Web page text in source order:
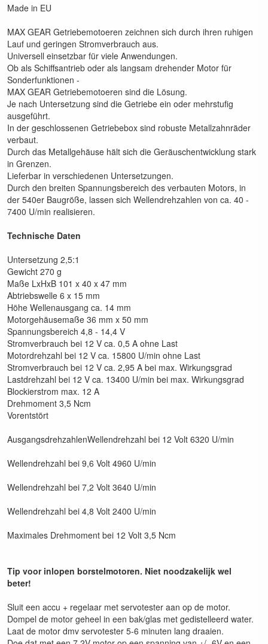
Made in EU
MAX GEAR Getriebemotoeren zeichnen sich durch ihren ruhigen
Lauf und geringen Stromverbrauch aus.
Universell einsetzbar für viele Anwendungen.
Ob als Schiffsantrieb oder als langsam drehender Motor für
Sonderfunktionen -
MAX GEAR Getriebemotoeren sind die Lösung.
Je nach Untersetzung sind die Getriebe ein oder mehrstufig
ausgeführt.
In der geschlossenen Getriebebox sind robuste Metallzahnräder
verbaut.
Durch das Metallgehäuse hält sich die Geräuschentwicklung stark
in Grenzen.
Lieferbar in verschiedenen Untersetzungen.
Durch den breiten Spannungsbereich des verbauten Motors, in
der 540er Baugröße, lassen sich Wellendrehzahlen von ca. 40 -
7400 U/min realisieren.
Technische Daten
Untersetzung 2,5:1
Gewicht 270 g
Maße LxHxB 101 x 40 x 47 mm
Abtriebswelle 6 x 15 mm
Höhe Wellenausgang ca. 14 mm
Motorgehäusemaße 36 mm x 50 mm
Spannungsbereich 4,8 - 14,4 V
Stromverbrauch bei 12 V ca. 0,5 A ohne Last
Motordrehzahl bei 12 V ca. 15800 U/min ohne Last
Stromverbrauch bei 12 V ca. 2,95 A bei max. Wirkungsgrad
Lastdrehzahl bei 12 V ca. 13400 U/min bei max. Wirkungsgrad
Blockierstrom max. 12 A
Drehmoment 3,5 Ncm
Vorentstört
AusgangsdrehzahlenWellendrehzahl bei 12 Volt 6320 U/min
Wellendrehzahl bei 9,6 Volt 4960 U/min
Wellendrehzahl bei 7,2 Volt 3640 U/min
Wellendrehzahl bei 4,8 Volt 2400 U/min
Maximales Drehmoment bei 12 Volt 3,5 Ncm
Tip voor inlopen borstelmotoren. Niet noodzakelijk wel
beter!
Sluit een accu + regelaar met servotester aan op de motor.
Dompel de motor geheel in een bak/glas met gedistelleerd water.
Laat de motor dmv servotester 5-6 minuten lang draaien.